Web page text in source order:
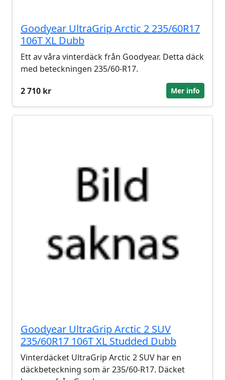
Goodyear UltraGrip Arctic 2 235/60R17
106T XL Dubb
Ett av våra vinterdäck från Goodyear. Detta däck
med beteckningen 235/60-R17.
2 710 kr
Mer info
Goodyear UltraGrip Arctic 2 SUV
235/60R17 106T XL Studded Dubb
Vinterdäcket UltraGrip Arctic 2 SUV har en
däckbeteckning som är 235/60-R17. Däcket